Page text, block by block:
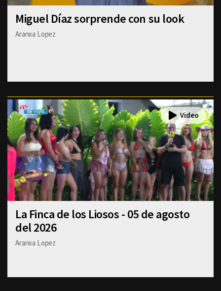
Miguel Díaz sorprende con su look
Aranxa Lopez
La Finca de los Liosos - 05 de agosto
del 2026
Aranxa Lopez